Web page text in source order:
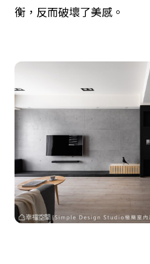
衡，反而破壞了美感。